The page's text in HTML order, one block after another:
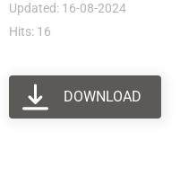
Updated: 16-08-2024
Hits: 16
DOWNLOAD